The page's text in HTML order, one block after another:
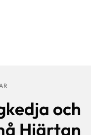
och
Hjärtan